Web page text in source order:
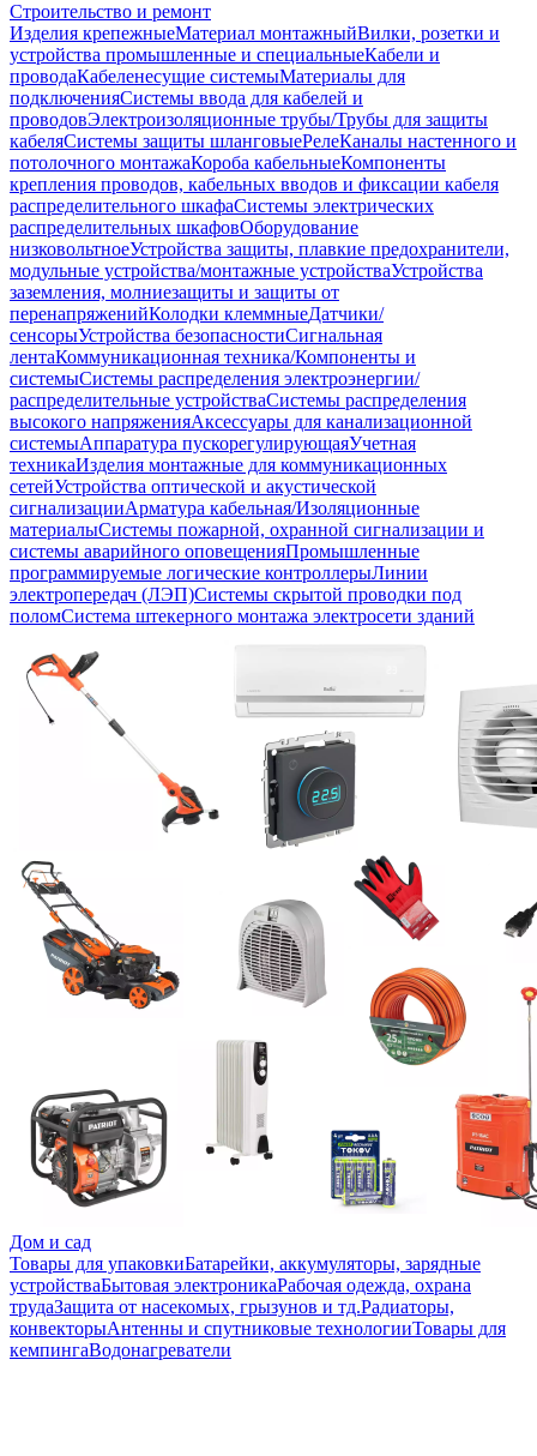
Строительство и ремонт
Изделия крепежныеМатериал монтажныйВилки, розетки и
устройства промышленные и специальныеКабели и
проводаКабеленесущие системыМатериалы для
подключенияСистемы ввода для кабелей и
проводовЭлектроизоляционные трубы/Трубы для защиты
кабеляСистемы защиты шланговыеРелеКаналы настенного и
потолочного монтажаКороба кабельныеКомпоненты
крепления проводов, кабельных вводов и фиксации кабеля
распределительного шкафаСистемы электрических
распределительных шкафовОборудование
низковольтноеУстройства защиты, плавкие предохранители,
модульные устройства/монтажные устройстваУстройства
заземления, молниезащиты и защиты от
перенапряженийКолодки клеммныеДатчики/
сенсорыУстройства безопасностиСигнальная
лентаКоммуникационная техника/Компоненты и
системыСистемы распределения электроэнергии/
распределительные устройстваСистемы распределения
высокого напряженияАксессуары для канализационной
системыАппаратура пускорегулирующаяУчетная
техникаИзделия монтажные для коммуникационных
сетейУстройства оптической и акустической
сигнализацииАрматура кабельная/Изоляционные
материалыСистемы пожарной, охранной сигнализации и
системы аварийного оповещенияПромышленные
программируемые логические контроллерыЛинии
электропередач (ЛЭП)Системы скрытой проводки под
поломСистема штекерного монтажа электросети зданий
Дом и сад
Товары для упаковкиБатарейки, аккумуляторы, зарядные
устройстваБытовая электроникаРабочая одежда, охрана
трудаЗащита от насекомых, грызунов и тд.Радиаторы,
конвекторыАнтенны и спутниковые технологииТовары для
кемпингаВодонагреватели